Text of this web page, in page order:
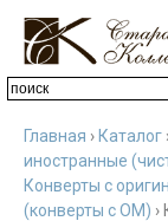
Главная › Каталог
иностранные
Конверты с
(конверты с ОМ) ›